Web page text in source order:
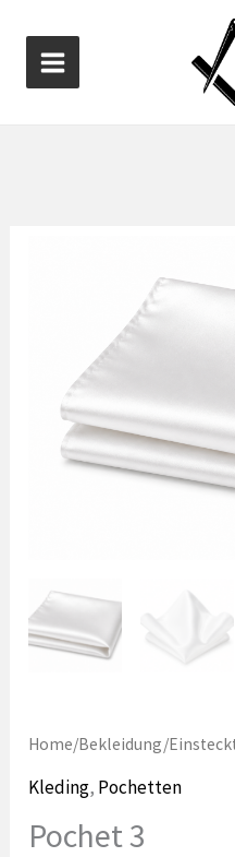
Inhalt
springen
Home/Bekleidung/
Kleding, Pochetten
Pochet 3